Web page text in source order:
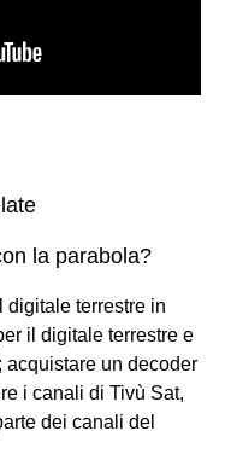
la parabola?
digitale terrestre in
il digitale terrestre e
un decoder
i canali di Tivù Sat,
dei canali del